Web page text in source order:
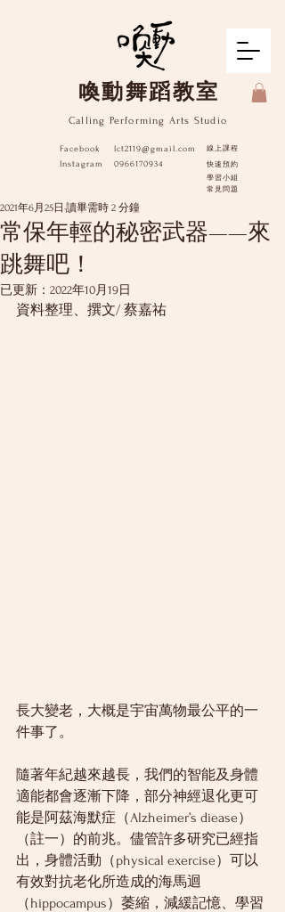
​喚動舞蹈教室
Calling Performing Arts Studio
線上課程
快速預約
學習小組
​常見問題
Facebook
Instagram
lct2119@gmail.com
0966170934
常保年輕的秘密武器——來
跳舞吧！
2021年6月25日 讀畢需時 2 分鐘
已更新： 2022年10月19日
資料整理、撰文/ 蔡嘉祐
長大變老，大概是宇宙萬物最公平的一
件事了。
隨著年紀越來越長，我們的智能及身體
適能都會逐漸下降，部分神經退化更可
能是阿茲海默症（Alzheimer’s diease）
（註一）的前兆。儘管許多研究已經指
出，身體活動（physical exercise）可以
有效對抗老化所造成的海馬迴
（hippocampus）萎縮，減緩記憶、學習